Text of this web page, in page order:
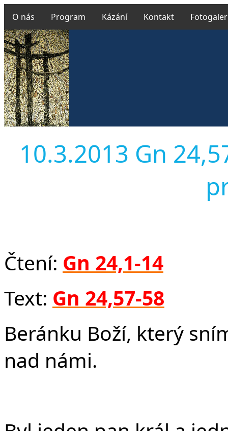
O nás Program Kázání Kontakt
10.3.2013 Gn
Čtení: Gn 24,1-14
Text: Gn 24,57-58
Beránku Boží, který
nad námi.